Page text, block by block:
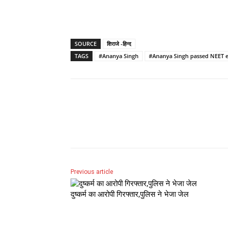
SOURCE
शिराजे -हिन्द
TAGS
#Ananya Singh #Ananya Singh passed NEET
Previous article
दुष्कर्म का आरोपी गिरफ्तार,पुलिस ने भेजा जेल